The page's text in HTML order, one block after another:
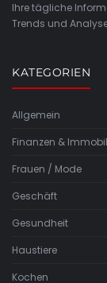
Ihre tägliche
Trends und
KATEGORIEN
Allgemein
Finanzen &
Frauen / Mode
Geschäft
Gesundheit
Haustiere
Kochen